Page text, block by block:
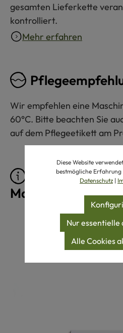
gesamten Lieferkette
kontrolliert.
Mehr erfahren
Wir empfehlen eine
60°C. Bitte beachten Sie
auf dem Pflegeetikett am
Maschinenwäsche
Produktgalerie überspringen
Diese Website
bestmögliche Erfahrung
Datenschutz |
Nur essentielle
Alle Cookies